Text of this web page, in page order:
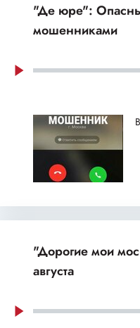
"Де юре":
мошенниками
"Дорогие мои
августа